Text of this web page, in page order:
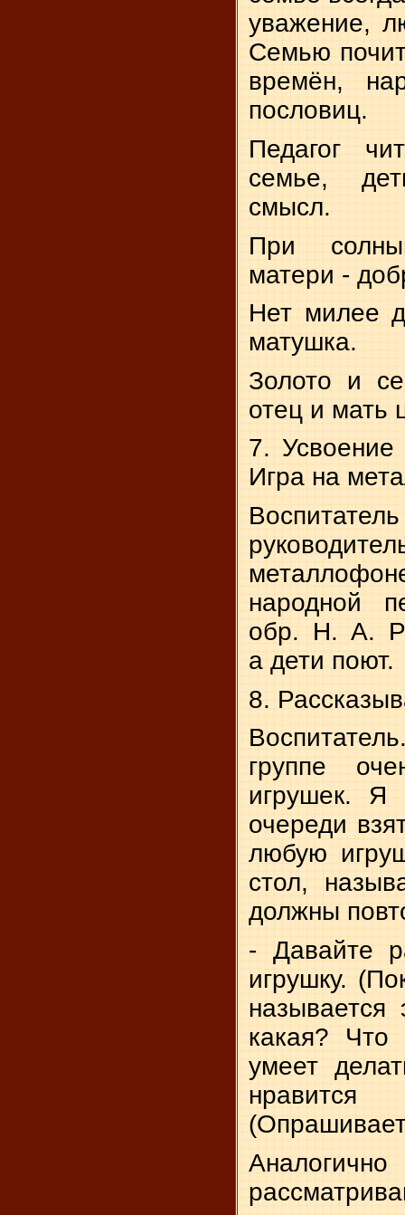
уважение,
Семью
времён,
пословиц.
Педагог
семье,
смысл.
При
матери -
Нет милее
матушка.
Золото и
отец и мать
7. Усвоение
Игра на
на­родной
обр. Н. А.
а дети поют.
8.
группе
игрушек. Я
очереди
любую
стол,
должны
- Давайте
игрушку.
называется
какая?
умеет